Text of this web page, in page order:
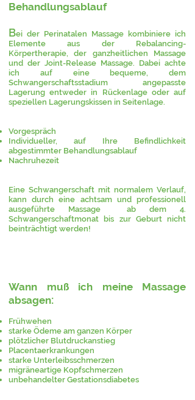
Behandlungsablauf
Bei der Perinatalen Massage kombiniere ich
Elemente aus der Rebalancing-
Körpertherapie, der ganzheitlichen Massage
und der Joint-Release Massage. Dabei achte
ich auf eine bequeme, dem
Schwangerschaftsstadium angepasste
Lagerung entweder in Rückenlage oder auf
speziellen Lagerungskissen in Seitenlage.
Vorgespräch
Individueller, auf Ihre Befindlichkeit
abgestimmter Behandlungsablauf
Nachruhezeit
Eine Schwangerschaft mit normalem Verlauf,
kann durch eine achtsam und professionell
ausgeführte Massage ab dem 4.
Schwangerschaftmonat bis zur Geburt nicht
beinträchtigt werden!
Wann muß ich meine Massage
absagen:
Frühwehen
starke Ödeme am ganzen Körper
plötzlicher Blutdruckanstieg
Placentaerkrankungen
starke Unterleibsschmerzen
migräneartige Kopfschmerzen
unbehandelter Gestationsdiabetes